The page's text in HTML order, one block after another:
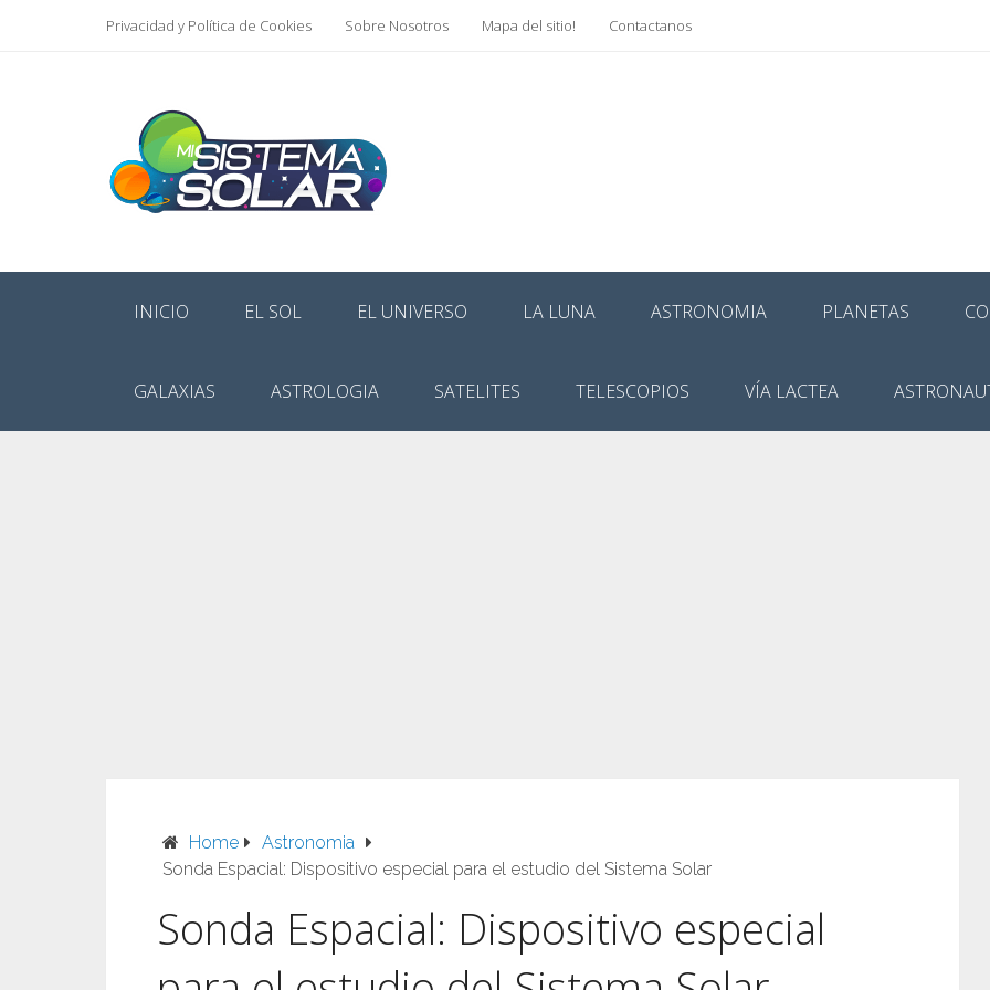
Privacidad y Política de Cookies Sobre Nosotros Mapa del sitio! Contactanos
INICIO EL SOL EL UNIVERSO LA LUNA ASTRONOMIA PLANETAS
GALAXIAS ASTROLOGIA SATELITES TELESCOPIOS VÍA LACTEA
Home
Astronomia
Sonda Espacial: Dispositivo especial para el estudio del Sistema Solar
Sonda Espacial: Dispositivo especial